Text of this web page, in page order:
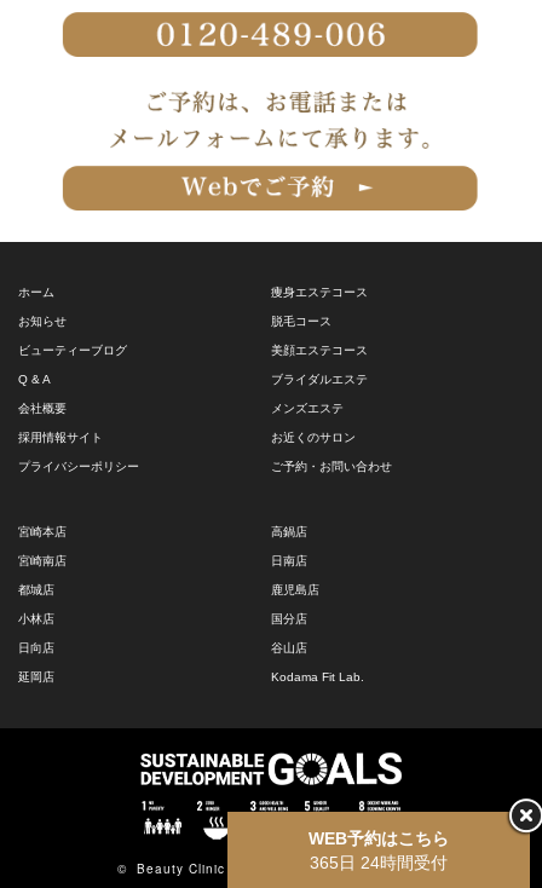
ホーム
お知らせ
ビューティーブログ
Q & A
会社概要
採用情報サイト
プライバシーポリシー
痩身エステコース
脱毛コース
美顔エステコース
ブライダルエステ
メンズエステ
お近くのサロン
ご予約・お問い合わせ
宮崎本店
宮崎南店
都城店
小林店
日向店
延岡店
高鍋店
日南店
鹿児島店
国分店
谷山店
Kodama Fit Lab.
© Beauty Clinic Kodama All Rights Reserved.
WEB予約はこちら
365日 24時間受付